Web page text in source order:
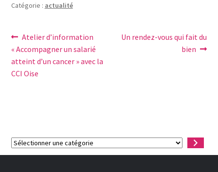
Catégorie : actualité
Navigation
de
l’article
Article
précédent :
Atelier d’information
« Accompagner un salarié
atteint d’un cancer » avec la
CCI Oise
Article
Un rendez-vous qui fait du
bien
Sélectionner
une